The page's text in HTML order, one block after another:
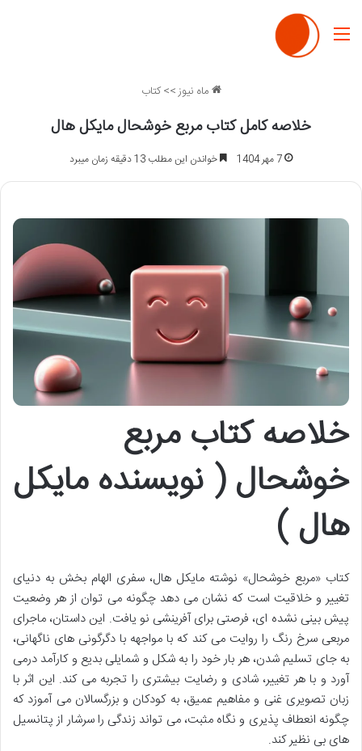
منو
ماه نیوز>> کتاب
خلاصه کامل کتاب مربع خوشحال مایکل هال
7 مهر 1404 خواندن این مطلب 13 دقیقه زمان میبرد
خلاصه کتاب مربع
خوشحال ( نویسنده مایکل
هال )
کتاب «مربع خوشحال» نوشته مایکل هال، سفری الهام بخش به دنیای
تغییر و خلاقیت است که نشان می دهد چگونه می توان از هر وضعیت
پیش بینی نشده ای، فرصتی برای آفرینشی نو یافت. این داستان، ماجرای
مربعی سرخ رنگ را روایت می کند که با مواجهه با دگرگونی های ناگهانی،
به جای تسلیم شدن، هر بار خود را به شکل و شمایلی بدیع و کارآمد درمی
آورد و با هر تغییر، شادی و رضایت بیشتری را تجربه می کند. این اثر با
زبان تصویری غنی و مفاهیم عمیق، به کودکان و بزرگسالان می آموزد که
چگونه انعطاف پذیری و نگاه مثبت، می تواند زندگی را سرشار از پتانسیل
های بی نظیر کند.